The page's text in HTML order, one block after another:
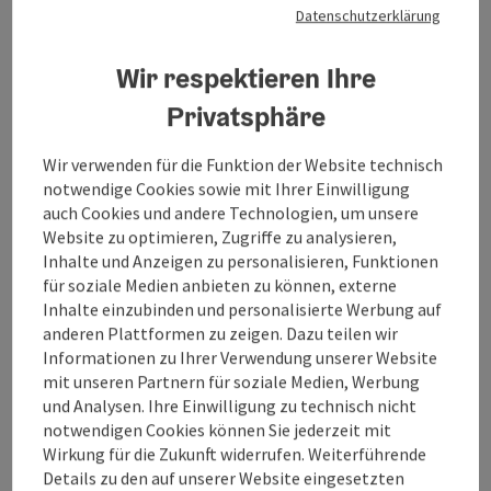
Schallerbach unter 07249/420710 bis Donnerstag, 20.
Mindesteilnehmer: 3 Personen Tipp: Für diese Ausfahrten
können verschiedene Bikes angemietet werden -
Reservierung bei Anmeldung erforderlich: E-Bikes zum
Mountainbikes: € 25,00 Citybikes: € 15,00
Atrium Europaplatz Bad Schallerbach, Bad
Nächster Termin
August2026,13:30
Datenschutzerklärung
Wir respektieren Ihre
Privatsphäre
Wir verwenden für die Funktion der Website technisch
notwendige Cookies sowie mit Ihrer Einwilligung
auch Cookies und andere Technologien, um unsere
Website zu optimieren, Zugriffe zu analysieren,
Inhalte und Anzeigen zu personalisieren, Funktionen
für soziale Medien anbieten zu können, externe
Inhalte einzubinden und personalisierte Werbung auf
anderen Plattformen zu zeigen. Dazu teilen wir
Informationen zu Ihrer Verwendung unserer Website
mit unseren Partnern für soziale Medien, Werbung
und Analysen. Ihre Einwilligung zu technisch nicht
notwendigen Cookies können Sie jederzeit mit
Wirkung für die Zukunft widerrufen. Weiterführende
Details zu den auf unserer Website eingesetzten